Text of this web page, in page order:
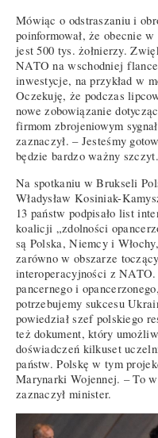
Mówiąc o odstraszaniu i
poinformował, że obecnie
jest 500 tys. żołnierzy.
NATO na wschodniej
inwestycje, na przykład w
Oczekuję, że podczas
nowe zobowiązanie
firmom zbrojeniowym
zaznaczył. – Jesteśmy
będzie bardzo ważny szczyt.
Na spotkaniu w Brukseli
Władysław Kosiniak-
13 państw podpisało list
koalicji „zdolności
są Polska, Niemcy i
zarówno w obszarze
interoperacyjności z
pancernego i
potrzebujemy sukcesu
powiedział szef polskiego
też dokument, który
doświadczeń kilkuset
państw. Polskę w tym
Marynarki Wojennej. – To
zaznaczył minister.